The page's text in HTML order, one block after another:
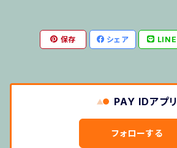
その他のご利用
保存 シェア LINE
PAY IDアプリ
フォローする